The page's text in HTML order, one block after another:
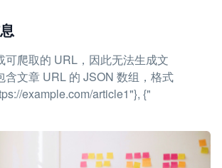
可爬取的 URL，因此无法生成文
含文章 URL 的 JSON 数组，格式
example.com/article1"}, {"